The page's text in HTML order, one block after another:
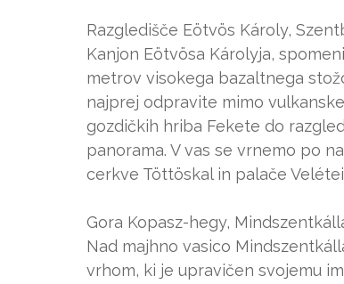
Razgledišče Eötvös Károly,
Kanjon Eötvösa Károlyja,
metrov visokega bazaltnega
najprej odpravite mimo
gozdičkih hriba Fekete do
panorama. V vas se vrnemo po
cerkve Töttöskal in palače
Gora Kopasz-hegy,
Nad majhno vasico
vrhom, ki je upravičen svojemu